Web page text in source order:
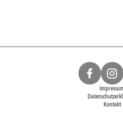
Kontakt